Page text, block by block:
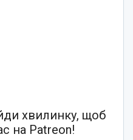
хвилинку, щоб
на Patreon!